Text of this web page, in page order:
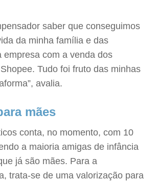
saber que conseguimos
da minha família e das
empresa com a venda dos
Tudo foi fruto das minhas
avalia.
mães
conta, no momento, com 10
a maioria amigas de infância
já são mães. Para a
trata-se de uma valorização para